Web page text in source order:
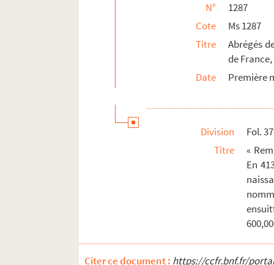
N°
1287
Cote
Ms 1287
Titre
Abrégés
de
Date
Première
Division
Fol.
Titre
«
En
Citer ce document : https://ccfr.bnf.fr/